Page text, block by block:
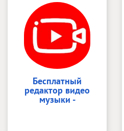
Бесплатный
редактор видео
музыки -